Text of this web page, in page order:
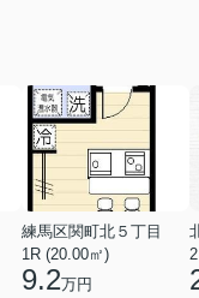
練馬区関町北５丁目
1R (20.00㎡)
9.2万円